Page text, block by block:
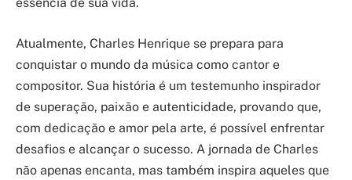
essência de sua vida.
Atualmente, Charles Henrique se prepara para
conquistar o mundo da música como cantor e
compositor. Sua história é um testemunho inspirador
de superação, paixão e autenticidade, provando que,
com dedicação e amor pela arte, é possível enfrentar
desafios e alcançar o sucesso. A jornada de Charles
não apenas encanta, mas também inspira aqueles que